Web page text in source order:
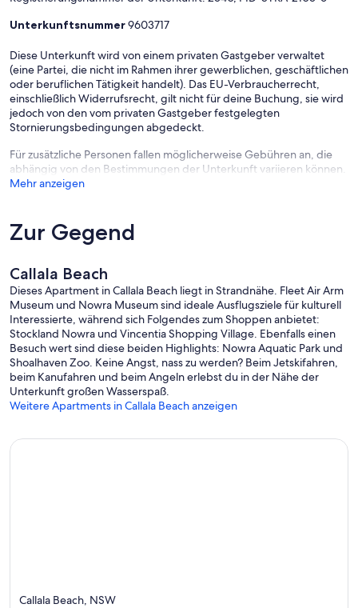
Unterkunftsnummer9603717
Diese Unterkunft wird von einem privaten Gastgeber verwaltet
(eine Partei, die nicht im Rahmen ihrer gewerblichen, geschäftlichen
oder beruflichen Tätigkeit handelt). Das EU-Verbraucherrecht,
einschließlich Widerrufsrecht, gilt nicht für deine Buchung, sie wird
jedoch von den vom privaten Gastgeber festgelegten
Stornierungsbedingungen abgedeckt.
Für zusätzliche Personen fallen möglicherweise Gebühren an, die
abhängig von den Bestimmungen der Unterkunft variieren können.
Mehr anzeigen
Zur Gegend
Callala Beach
Dieses Apartment in Callala Beach liegt in Strandnähe. Fleet Air Arm
Museum und Nowra Museum sind ideale Ausflugsziele für kulturell
Interessierte, während sich Folgendes zum Shoppen anbietet:
Stockland Nowra und Vincentia Shopping Village. Ebenfalls einen
Besuch wert sind diese beiden Highlights: Nowra Aquatic Park und
Shoalhaven Zoo. Keine Angst, nass zu werden? Beim Jetskifahren,
beim Kanufahren und beim Angeln erlebst du in der Nähe der
Unterkunft großen Wasserspaß.
Weitere Apartments in Callala Beach anzeigen
Callala Beach, NSW